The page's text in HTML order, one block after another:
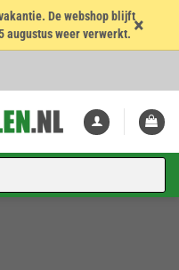
De webshop blijft
augustus weer verwerkt. ×